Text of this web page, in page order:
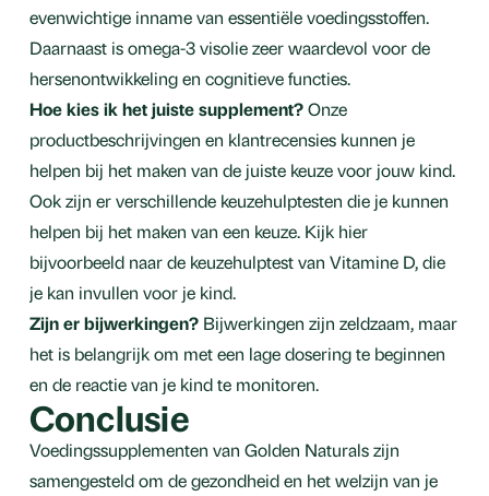
evenwichtige inname van essentiële voedingsstoffen.
Daarnaast is omega-3 visolie zeer waardevol voor de
hersenontwikkeling en cognitieve functies.
Hoe kies ik het juiste supplement?Onze
productbeschrijvingen en klantrecensies kunnen je
helpen bij het maken van de juiste keuze voor jouw kind.
Ook zijn er verschillende keuzehulptesten die je kunnen
helpen bij het maken van een keuze. Kijk hier
bijvoorbeeld naar de keuzehulptest van Vitamine D, die
je kan invullen voor je kind.
Zijn er bijwerkingen?Bijwerkingen zijn zeldzaam, maar
het is belangrijk om met een lage dosering te beginnen
en de reactie van je kind te monitoren.
Conclusie
Voedingssupplementen van Golden Naturals zijn
samengesteld om de gezondheid en het welzijn van je